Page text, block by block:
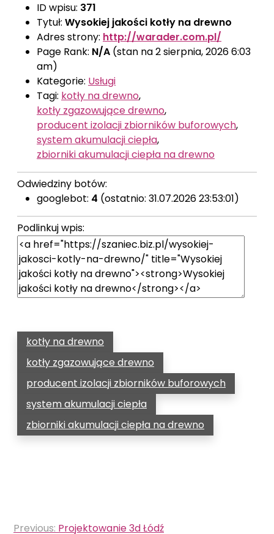
ID wpisu: 371
Tytuł: Wysokiej jakości kotły na drewno
Adres strony: http://warader.com.pl/
Page Rank: N/A (stan na 2 sierpnia, 2026 6:03
am)
Kategorie: Usługi
Tagi: kotły na drewno,
kotły zgazowujące drewno,
producent izolacji zbiorników buforowych,
system akumulacji ciepła,
zbiorniki akumulacji ciepła na drewno
Odwiedziny botów:
googlebot: 4 (ostatnio: 31.07.2026 23:53:01)
Podlinkuj wpis:
kotły na drewno
kotły zgazowujące drewno
producent izolacji zbiorników buforowych
system akumulacji ciepła
zbiorniki akumulacji ciepła na drewno
Nawigacja
Previous: Projektowanie 3d Łódź